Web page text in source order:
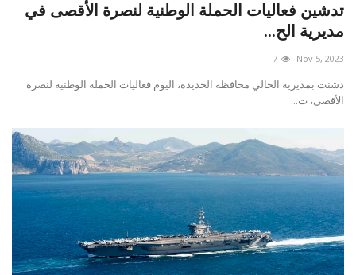
تدشين فعاليات الحملة الوطنية لنصرة الأقصى في
مديرية الح...
Nov 5, 2023
7
دشنت بمديرية الحالي محافظة الحديدة، اليوم فعاليات الحملة الوطنية لنصرة
الأقصى، ت...